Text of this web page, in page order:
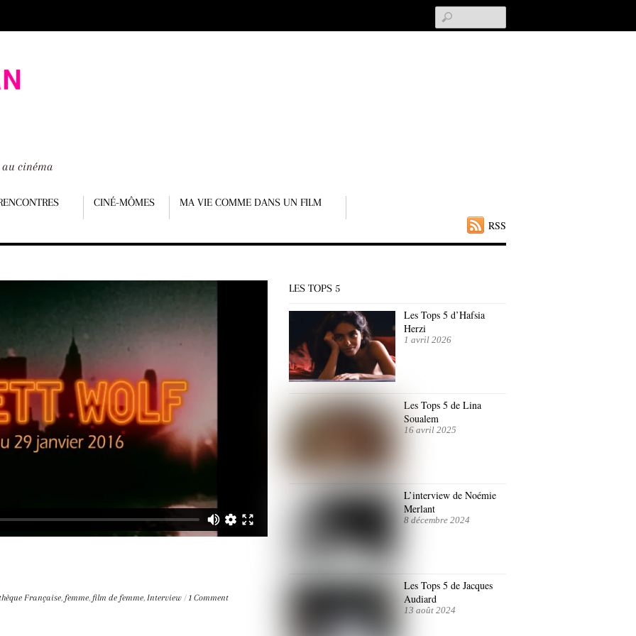
cinéma
RSS
CINÉ-MÔMES
MA VIE COMME DANS UN FILM
Française, femme, film de femme, Interview / 1 Comment
LES TOPS 5
Les Tops 5 d’Hafsia
Herzi
1 avril 2026
Les Tops 5 de Lina
Soualem
16 avril 2025
L’interview de Noémie
Merlant
8 décembre 2024
Les Tops 5 de Jacques
Audiard
13 août 2024